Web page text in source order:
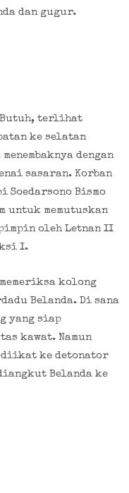
dan gugur.
Butuh, terlihat
ke selatan
dengan
sasaran. Korban
Soedarsono Bismo
untuk memutuskan
oleh Letnan II
I.
kolong
Belanda. Di sana
yang siap
kawat. Namun
diikat ke detonator
Belanda ke